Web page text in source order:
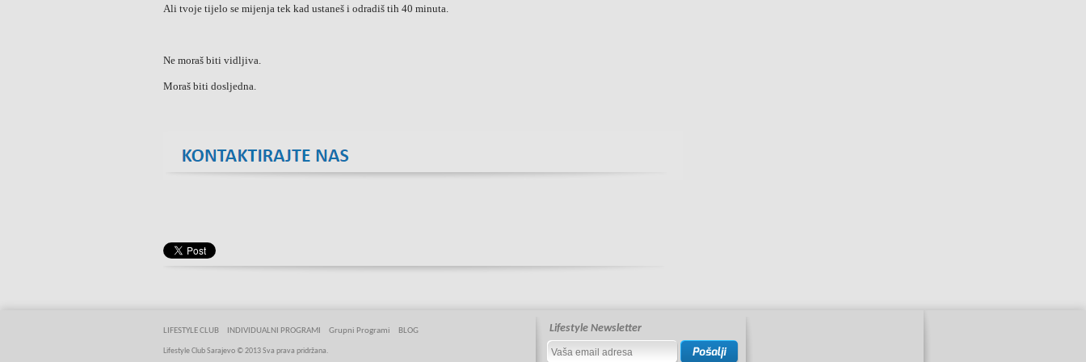
Ali tvoje tijelo se mijenja tek kad ustaneš i odradiš tih 40 minuta.
Ne moraš biti vidljiva.
Moraš biti dosljedna.
LIFESTYLE CLUB INDIVIDUALNI PROGRAMI Grupni Programi BLOG
Lifestyle Club Sarajevo © 2013 Sva prava pridržana.
Lifestyle Newsletter